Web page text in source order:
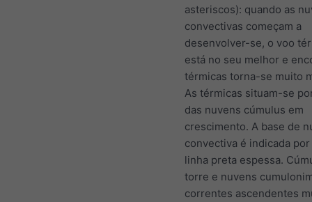
asteriscos): quando as
convectivas começam a
desenvolver-se, o voo
está no seu melhor e
térmicas torna-se muito
As térmicas situam-se
das nuvens cúmulus em
crescimento. A base de
convectiva é indicada por
linha preta espessa.
torre e nuvens
correntes ascendentes